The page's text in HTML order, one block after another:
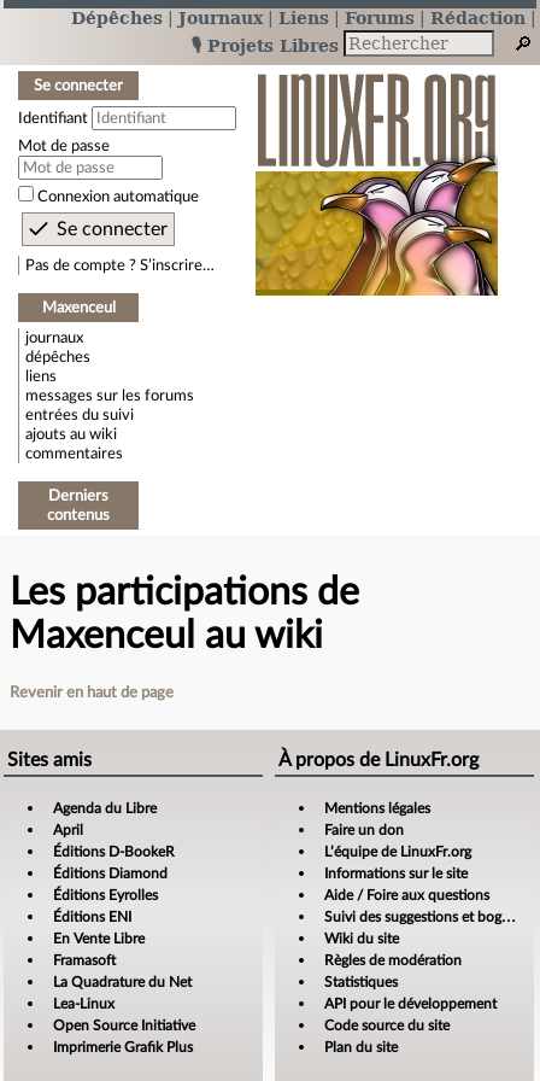
Dépêches Journaux Liens Forums
Rédaction
🎙️ Projets Libres
Se connecter
Identifiant
Mot de passe
Connexion automatique
Pas de compte ? S’inscrire…
Maxenceul
journaux
dépêches
liens
messages sur les forums
entrées du suivi
ajouts au wiki
commentaires
Derniers
contenus
Les participations de
Maxenceul au wiki
Revenir en haut de page
Sites amis
Agenda du Libre
April
Éditions D-BookeR
Éditions Diamond
Éditions Eyrolles
Éditions ENI
En Vente Libre
Framasoft
La Quadrature du Net
Lea-Linux
Open Source Initiative
Imprimerie Grafik Plus
À propos de LinuxFr.org
Mentions légales
Faire un don
L’équipe de LinuxFr.org
Informations sur le site
Aide / Foire aux questions
Suivi des suggestions et bogues
Wiki du site
Règles de modération
Statistiques
API pour le développement
Code source du site
Plan du site